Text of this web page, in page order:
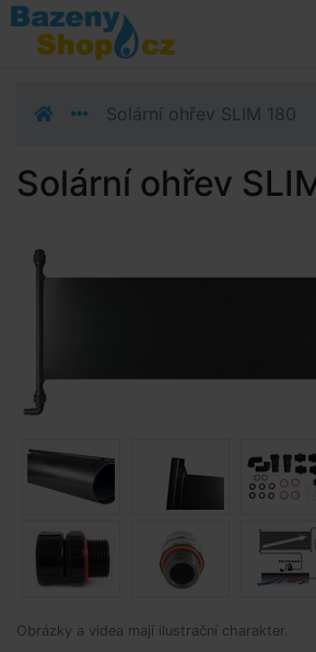
Přejít k navigaci
Přejít na obsah
Přejít k postrannímu sloupci
Solární ohřev SLIM 180
Solární ohřev
Obrázky a videa mají ilustrační charakter.